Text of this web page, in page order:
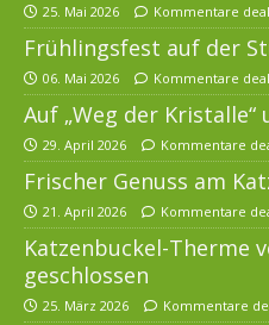
25. Mai 2026 Kommentare
Frühlingsfest auf der
06. Mai 2026 Kommentare
Auf „Weg der
29. April 2026 Kommentare
Frischer Genuss am
21. April 2026 Kommentare
Katzenbuckel-Therme
geschlossen
25. März 2026 Kommentare